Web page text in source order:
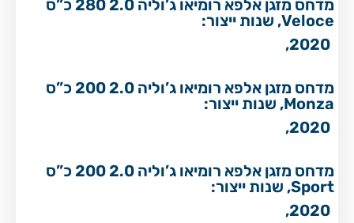
מדחס מזגן אלפא רומיאו ג’וליה 2.0 280 כ”ס
Veloce, שנות ייצור:
2020,
מדחס מזגן אלפא רומיאו ג’וליה 2.0 200 כ”ס
Monza, שנות ייצור:
2020,
מדחס מזגן אלפא רומיאו ג’וליה 2.0 200 כ”ס
Sport, שנות ייצור:
2020,